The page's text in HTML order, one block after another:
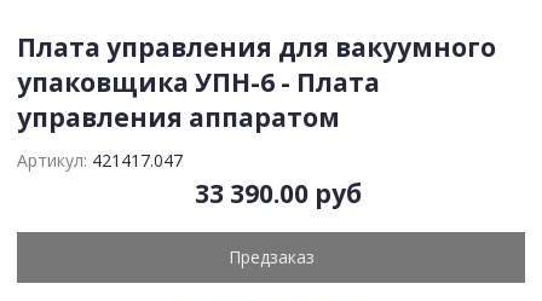
Плата управления для вакуумного
упаковщика УПН-6 - Плата
управления аппаратом
Артикул: 421417.047
33 390.00 руб
Предзаказ